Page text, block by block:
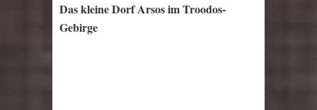
Das kleine Dorf Arsos im Troodos-
Gebirge